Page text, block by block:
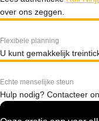
over ons zeggen.
Flexibele planning
U kunt gemakkelijk
Echte menselijke steun
Hulp nodig? Contacteer